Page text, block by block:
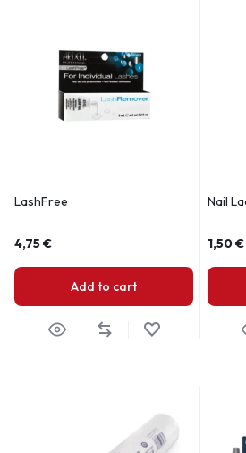
LashFree
4,75€
Add to cart
Nail
1,50€